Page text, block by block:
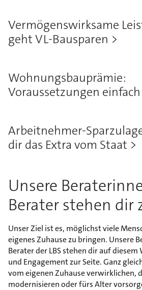
Vermögenswirksame
geht VL-Bausparen
Wohnungsbauprämie:
Voraussetzungen
Arbeitnehmer-
dir das Extra vom Staat
Unsere
Berater stehen dir
Unser Ziel ist es, möglichst viele
eigenes Zuhause zu bringen. Unsere
Berater der LBS stehen dir auf diesem
und Engagement zur Seite. Ganz
vom eigenen Zuhause verwirklichen,
modernisieren oder fürs Alter